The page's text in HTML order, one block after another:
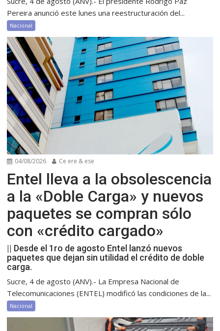
Pereira anunció este lunes una reestructuración del...
Nacional
04/08/2026 Ce ere & ese
Entel lleva a la obsolescencia
a la «Doble Carga» y nuevos
paquetes se compran sólo
con «crédito cargado»
|| Desde el 1ro de agosto Entel lanzó nuevos
paquetes que dejan sin utilidad el crédito de doble
carga.
Sucre, 4 de agosto (ANV).- La Empresa Nacional de
Telecomunicaciones (ENTEL) modificó las condiciones de la...
Nacional